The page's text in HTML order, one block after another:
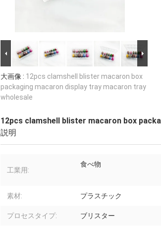
大画像 : 12pcs clamshell blister macaron box
packaging macaron display tray macaron tray
wholesale
12pcs clamshell blister macaron box
説明
工業用:
食べ物
素材: プラスチック
プロセスタイプ: ブリスター